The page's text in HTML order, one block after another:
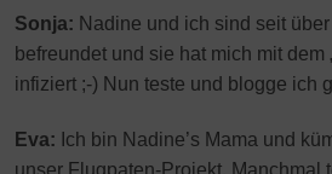
Sonja: Nadine und ich sind seit
befreundet und sie hat mich mit dem
infiziert ;-) Nun teste und blogge ich
Eva: Ich bin Nadine’s Mama und
unser Flugpaten-Projekt. Manchmal